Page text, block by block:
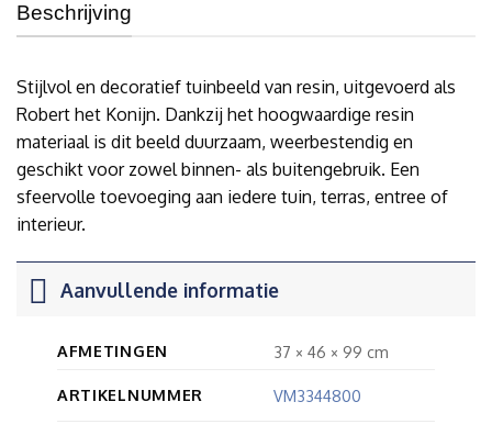
Beschrijving
Stijlvol en decoratief tuinbeeld van resin, uitgevoerd als
Robert het Konijn. Dankzij het hoogwaardige resin
materiaal is dit beeld duurzaam, weerbestendig en
geschikt voor zowel binnen- als buitengebruik. Een
sfeervolle toevoeging aan iedere tuin, terras, entree of
interieur.
Aanvullende informatie
AFMETINGEN 37 × 46 × 99 cm
ARTIKELNUMMER VM3344800